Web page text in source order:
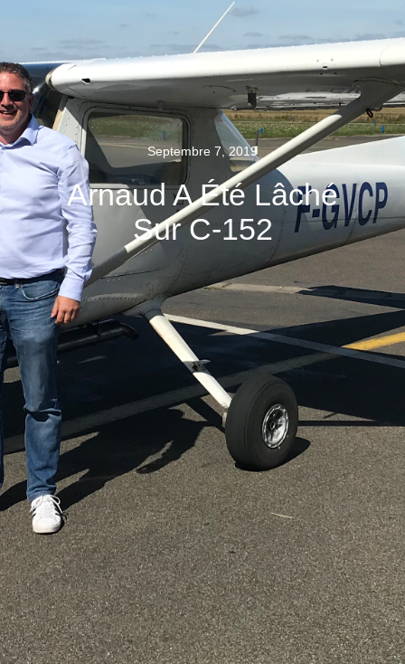
Septembre 7, 2019
Arnaud A Été Lâché
Sur C-152